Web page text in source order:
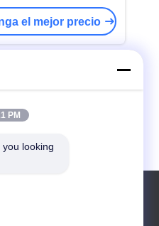
del restaurante con las
electrónicas seguras
el mejor precio
PM
looking